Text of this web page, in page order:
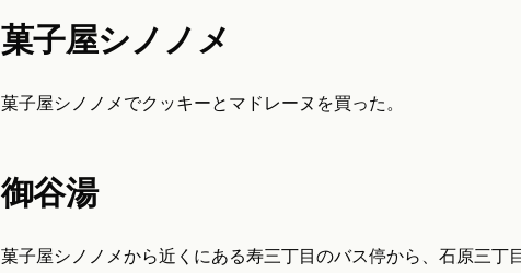
菓子屋シノノメ
菓子屋シノノメでクッキーとマドレーヌを買った。
御谷湯
菓子屋シノノメから近くにある寿三丁目のバス停から、石原三丁